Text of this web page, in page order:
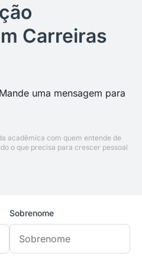
Carreiras
uma mensagem para
acadêmica com quem entende de
o que precisa para crescer pessoal
Sobrenome